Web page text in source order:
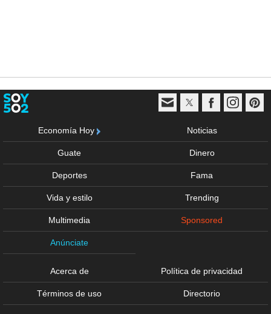
Economía Hoy Noticias
Guate Dinero
Deportes Fama
Vida y estilo Trending
Multimedia Sponsored
Anúnciate
Acerca de Política de privacidad
Términos de uso Directorio